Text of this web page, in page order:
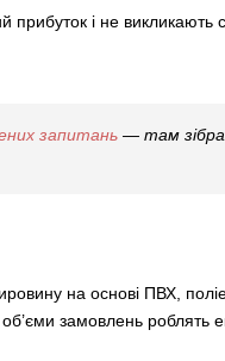
прибуток і не
запитань — там
на основі ПВХ,
об’єми замовлень